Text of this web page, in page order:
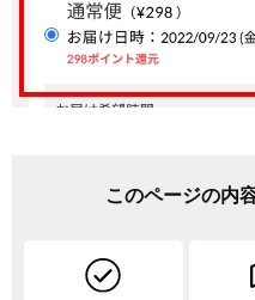
このページの内